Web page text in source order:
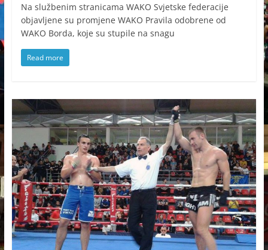
Na službenim stranicama WAKO Svjetske federacije
objavljene su promjene WAKO Pravila odobrene od
WAKO Borda, koje su stupile na snagu
Read more